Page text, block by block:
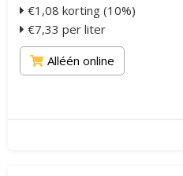
€1,08 korting (10%)
€7,33 per liter
Alléén online